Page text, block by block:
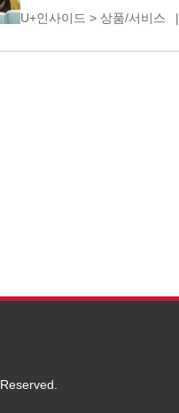
무엇보다도, 이번 여름
U+인사이드 > 상품/서비스